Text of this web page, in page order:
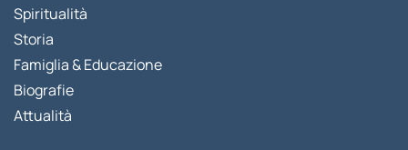
Spiritualità
Storia
Famiglia & Educazione
Biografie
Attualità